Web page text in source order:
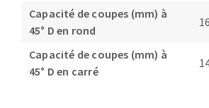
Capacité de coupes (mm) à
45° D en rond
Capacité de coupes (mm) à
45° D en carré